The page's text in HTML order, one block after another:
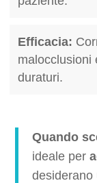
Efficacia:
malocclusioni
duraturi.
Quando
ideale per
desiderano